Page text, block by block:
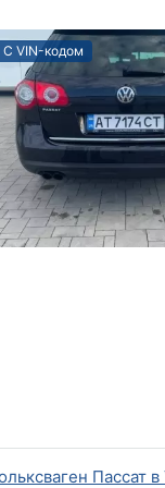
С VIN-кодом
Пассат в